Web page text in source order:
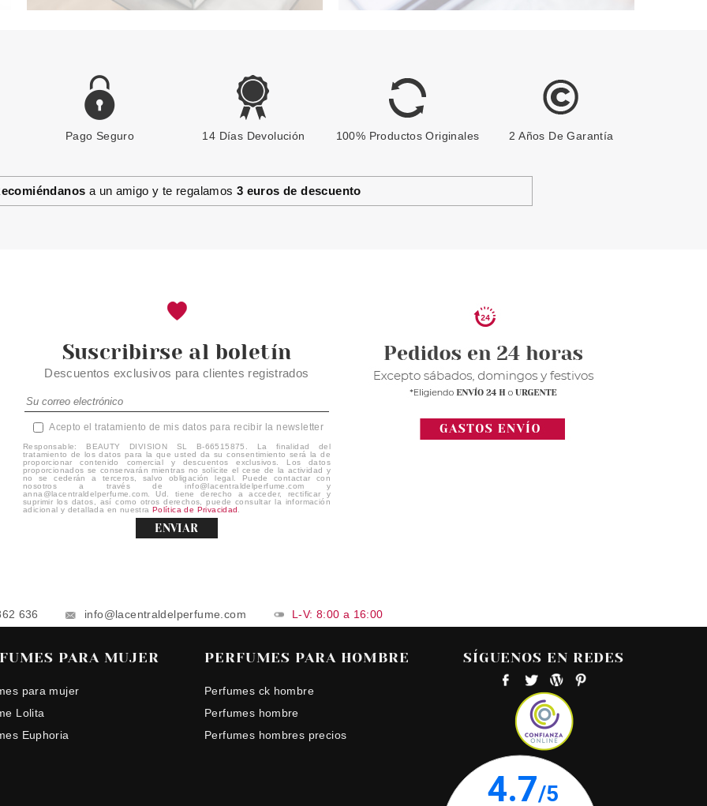
ESSENCE
Pvr 6.29€
Pago Seguro 14 Días Devolución 100% Productos Originales 2 Años De Garantía
a un amigo y te regalamos 3 euros de descuento
Suscribirse al boletín
Descuentos exclusivos para clientes registrados
Acepto el tratamiento de mis datos para recibir la newsletter
Responsable: BEAUTY DIVISION SL B-66515875. La finalidad del
tratamiento de los datos para la que usted da su consentimiento será la de
proporcionar contenido comercial y descuentos exclusivos. Los datos
proporcionados se conservarán mientras no solicite el cese de la actividad y
no se cederán a terceros, salvo obligación legal. Puede contactar con
nosotros a través de info@lacentraldelperfume.com y
anna@lacentraldelperfume.com. Ud. tiene derecho a acceder, rectificar y
suprimir los datos, así como otros derechos, puede consultar la información
adicional y detallada en nuestra Política de Privacidad
ENVIAR
636 info@lacentraldelperfume.com L-V: 8:00 a 16:00
PARA MUJER
para mujer
Lolita
Euphoria
PERFUMES PARA HOMBRE
Perfumes ck hombre
Perfumes hombre
Perfumes hombres precios
SÍGUENOS EN REDES